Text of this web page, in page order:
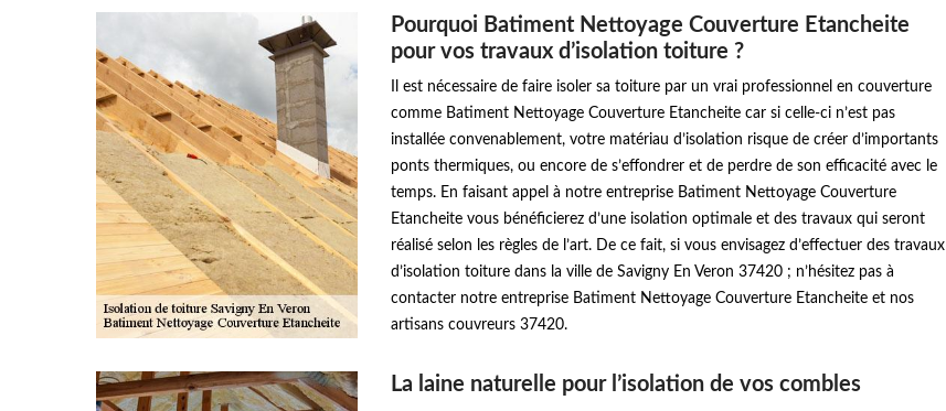
Pourquoi Batiment Nettoyage Couverture Etancheite
pour vos travaux d’isolation toiture ?
Il est nécessaire de faire isoler sa toiture par un vrai professionnel en couverture
comme Batiment Nettoyage Couverture Etancheite car si celle-ci n’est pas
installée convenablement, votre matériau d’isolation risque de créer d’importants
ponts thermiques, ou encore de s’effondrer et de perdre de son efficacité avec le
temps. En faisant appel à notre entreprise Batiment Nettoyage Couverture
Etancheite vous bénéficierez d’une isolation optimale et des travaux qui seront
réalisé selon les règles de l’art. De ce fait, si vous envisagez d’effectuer des travaux
d’isolation toiture dans la ville de Savigny En Veron 37420 ; n’hésitez pas à
contacter notre entreprise Batiment Nettoyage Couverture Etancheite et nos
artisans couvreurs 37420.
La laine naturelle pour l’isolation de vos combles